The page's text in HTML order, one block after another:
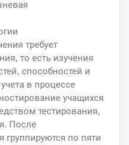
требует
то есть изучения
способностей и
в процессе
учащихся
тестирования,
После
группируются по пяти